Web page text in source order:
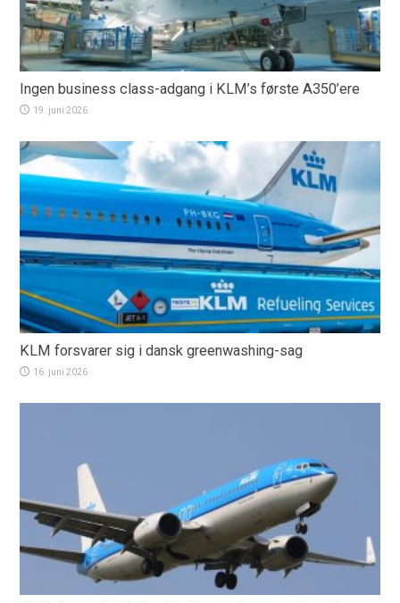
Ingen business class-adgang i KLM’s første A350’ere
19. juni 2026
KLM forsvarer sig i dansk greenwashing-sag
16. juni 2026